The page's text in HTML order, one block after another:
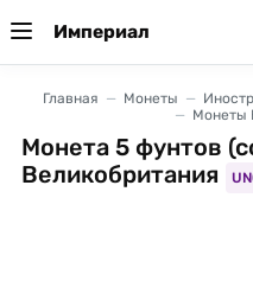
Империал
Главная Монеты
Монеты
Монета 5 фунтов
Великобритания